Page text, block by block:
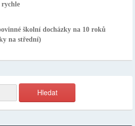
rychle
školní docházky na 10 roků
na střední)